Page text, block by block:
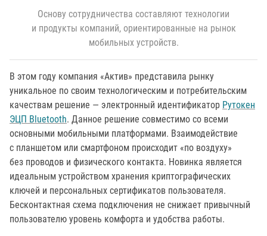
Основу сотрудничества составляют технологии
и продукты компаний, ориентированные на рынок
мобильных устройств.
В этом году компания «Актив» представила рынку
уникальное по своим технологическим и потребительским
качествам решение — электронный идентификатор Рутокен
ЭЦП Bluetooth. Данное решение совместимо со всеми
основными мобильными платформами. Взаимодействие
с планшетом или смартфоном происходит «по воздуху»
без проводов и физического контакта. Новинка является
идеальным устройством хранения криптографических
ключей и персональных сертификатов пользователя.
Бесконтактная схема подключения не снижает привычный
пользователю уровень комфорта и удобства работы.